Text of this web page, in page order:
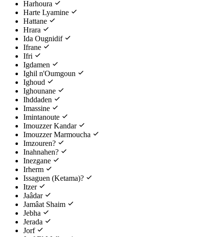
Harhoura
Harte Lyamine
Hattane
Hrara
Ida Ougnidif
Ifrane
Ifri
Igdamen
Ighil n'Oumgoun
Ighoud
Ighounane
Ihddaden
Imassine
Imintanoute
Imouzzer Kandar
Imouzzer Marmoucha
Imzouren?
Inahnahen?
Inezgane
Irherm
Issaguen (Ketama)?
Itzer
Jaâdar
Jamâat Shaim
Jebha
Jerada
Jorf